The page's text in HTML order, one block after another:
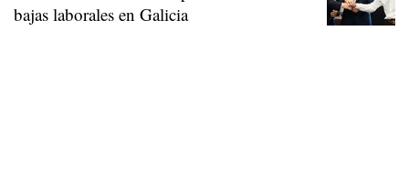
bajas laborales en Galicia